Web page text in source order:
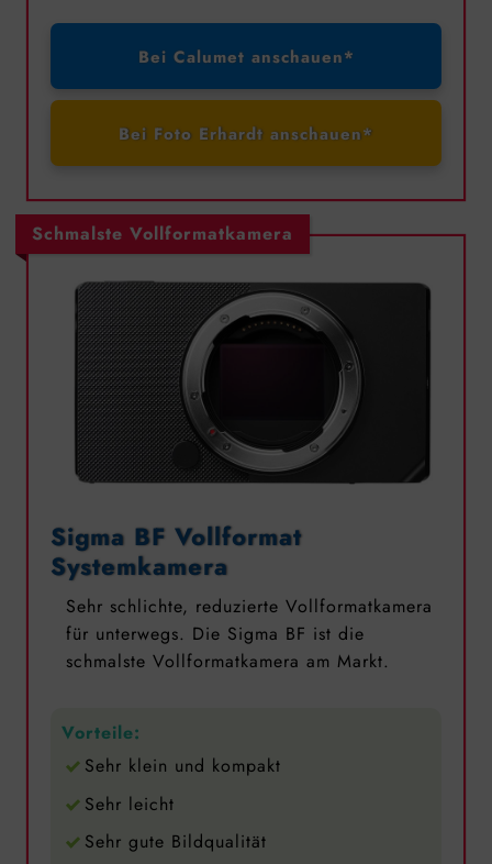
Bei Calumet anschauen*
Bei Foto Erhardt anschauen*
Schmalste Vollformatkamera
Sigma BF Vollformat
Systemkamera
Sehr schlichte, reduzierte Vollformatkamera
für unterwegs. Die Sigma BF ist die
schmalste Vollformatkamera am Markt.
Vorteile:
Sehr klein und kompakt
Sehr leicht
Sehr gute Bildqualität